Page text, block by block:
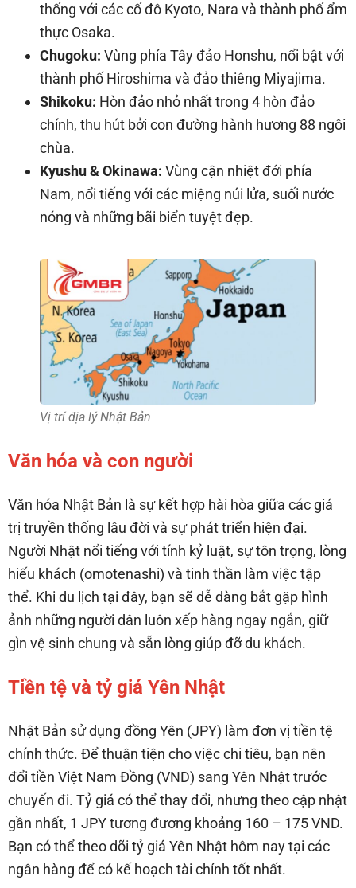
thống với các cố đô Kyoto, Nara và thành phố ẩm
thực Osaka.
Chugoku: Vùng phía Tây đảo Honshu, nổi bật với
thành phố Hiroshima và đảo thiêng Miyajima.
Shikoku: Hòn đảo nhỏ nhất trong 4 hòn đảo
chính, thu hút bởi con đường hành hương 88 ngôi
chùa.
Kyushu & Okinawa: Vùng cận nhiệt đới phía
Nam, nổi tiếng với các miệng núi lửa, suối nước
nóng và những bãi biển tuyệt đẹp.
Vị trí địa lý Nhật Bản
Văn hóa và con người
Văn hóa Nhật Bản là sự kết hợp hài hòa giữa các giá
trị truyền thống lâu đời và sự phát triển hiện đại.
Người Nhật nổi tiếng với tính kỷ luật, sự tôn trọng, lòng
hiếu khách (omotenashi) và tinh thần làm việc tập
thể. Khi du lịch tại đây, bạn sẽ dễ dàng bắt gặp hình
ảnh những người dân luôn xếp hàng ngay ngắn, giữ
gìn vệ sinh chung và sẵn lòng giúp đỡ du khách.
Tiền tệ và tỷ giá Yên Nhật
Nhật Bản sử dụng đồng Yên (JPY) làm đơn vị tiền tệ
chính thức. Để thuận tiện cho việc chi tiêu, bạn nên
đổi tiền Việt Nam Đồng (VND) sang Yên Nhật trước
chuyến đi. Tỷ giá có thể thay đổi, nhưng theo cập nhật
gần nhất, 1 JPY tương đương khoảng 160 – 175 VND.
Bạn có thể theo dõi tỷ giá Yên Nhật hôm nay tại các
ngân hàng để có kế hoạch tài chính tốt nhất.